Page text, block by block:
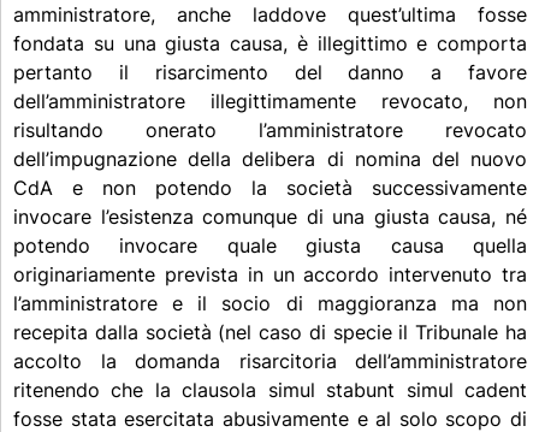
amministratore, anche laddove quest’ultima fosse
fondata su una giusta causa, è illegittimo e comporta
pertanto il risarcimento del danno a favore
dell’amministratore illegittimamente revocato, non
risultando onerato l’amministratore revocato
dell’impugnazione della delibera di nomina del nuovo
CdA e non potendo la società successivamente
invocare l’esistenza comunque di una giusta causa, né
potendo invocare quale giusta causa quella
originariamente prevista in un accordo intervenuto tra
l’amministratore e il socio di maggioranza ma non
recepita dalla società (nel caso di specie il Tribunale ha
accolto la domanda risarcitoria dell’amministratore
ritenendo che la clausola simul stabunt simul cadent
fosse stata esercitata abusivamente e al solo scopo di